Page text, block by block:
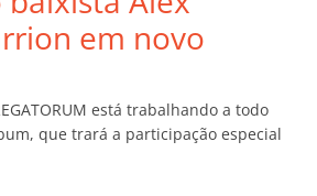
em novo
está trabalhando a todo
que trará a participação especial